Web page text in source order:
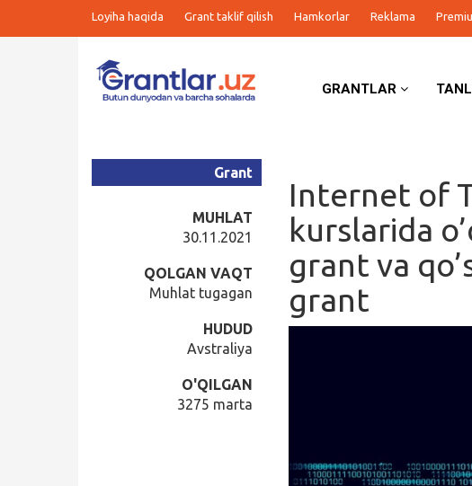
Loyiha haqida Grant taklif qilish Hamkorlar Reklama
GRANTLAR
Internet of
kurslarida
grant va
grant
Grant
MUHLAT
30.11.2021
QOLGAN VAQT
Muhlat tugagan
HUDUD
Avstraliya
O'QILGAN
3275 marta